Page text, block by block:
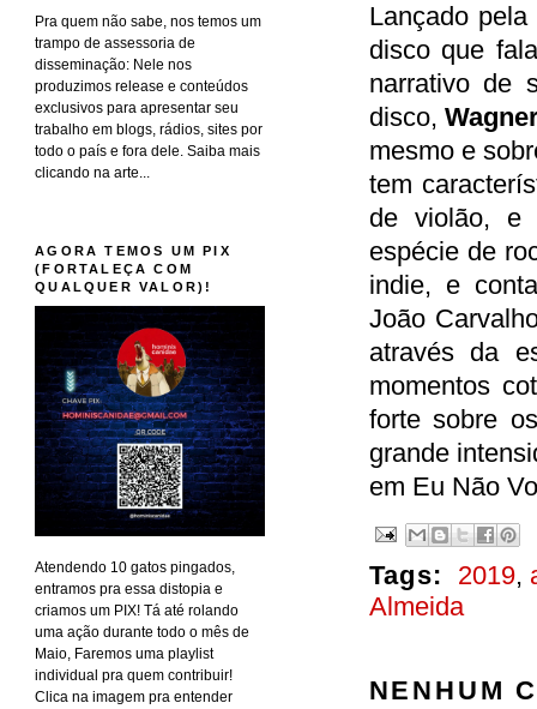
Lançado
disco que
narrativo de
disco,
mesmo e
tem
de violão, e
espécie de
indie, e
João
através da
momentos
forte sobre
grande
em Eu Não
Tags: 2019,
Almeida
NENHUM
Pra quem não sabe, nos temos um
trampo de assessoria de
disseminação: Nele nos
produzimos release e conteúdos
exclusivos para apresentar seu
trabalho em blogs, rádios, sites por
todo o país e fora dele. Saiba mais
clicando na arte...
AGORA TEMOS UM PIX
(FORTALEÇA COM
QUALQUER VALOR)!
Atendendo 10 gatos pingados,
entramos pra essa distopia e
criamos um PIX! Tá até rolando
uma ação durante todo o mês de
Maio, Faremos uma playlist
individual pra quem contribuir!
Clica na imagem pra entender